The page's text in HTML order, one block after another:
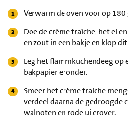
Verwarm de oven voor op 180
Doe de crème fraîche, het ei
en zout in een bakje en klop
Leg het flammkuchendeeg op
bakpapier eronder.
Smeer het crème fraiche
verdeel daarna de gedroogde
walnoten en rode ui erover.